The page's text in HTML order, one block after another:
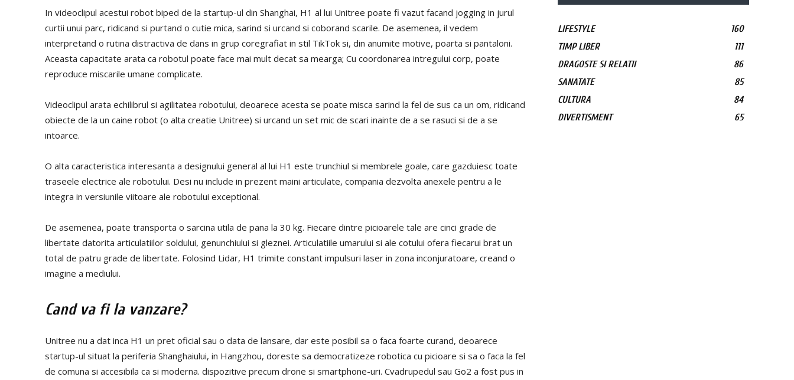
In videoclipul acestui robot biped de la startup-ul din Shanghai, H1 al lui Unitree poate fi vazut facand jogging in jurul
curtii unui parc, ridicand si purtand o cutie mica, sarind si urcand si coborand scarile. De asemenea, il vedem
interpretand o rutina distractiva de dans in grup coregrafiat in stil TikTok si, din anumite motive, poarta si pantaloni.
Aceasta capacitate arata ca robotul poate face mai mult decat sa mearga; Cu coordonarea intregului corp, poate
reproduce miscarile umane complicate.
Videoclipul arata echilibrul si agilitatea robotului, deoarece acesta se poate misca sarind la fel de sus ca un om, ridicand
obiecte de la un caine robot (o alta creatie Unitree) si urcand un set mic de scari inainte de a se rasuci si de a se
intoarce.
O alta caracteristica interesanta a designului general al lui H1 este trunchiul si membrele goale, care gazduiesc toate
traseele electrice ale robotului. Desi nu include in prezent maini articulate, compania dezvolta anexele pentru a le
integra in versiunile viitoare ale robotului exceptional.
De asemenea, poate transporta o sarcina utila de pana la 30 kg. Fiecare dintre picioarele tale are cinci grade de
libertate datorita articulatiilor soldului, genunchiului si gleznei. Articulatiile umarului si ale cotului ofera fiecarui brat un
total de patru grade de libertate. Folosind Lidar, H1 trimite constant impulsuri laser in zona inconjuratoare, creand o
imagine a mediului.
Cand va fi la vanzare?
Unitree nu a dat inca H1 un pret oficial sau o data de lansare, dar este posibil sa o faca foarte curand, deoarece
startup-ul situat la periferia Shanghaiului, in Hangzhou, doreste sa democratizeze robotica cu picioare si sa o faca la fel
de comuna si accesibila ca si moderna. dispozitive precum drone si smartphone-uri. Cvadrupedul sau Go2 a fost pus in
LIFESTYLE
160
TIMP LIBER
111
DRAGOSTE SI RELATII
86
SANATATE
85
CULTURA
84
DIVERTISMENT
65